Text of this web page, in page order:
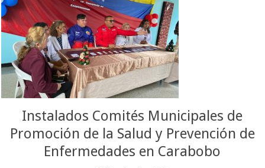
Instalados Comités Municipales de
Promoción de la Salud y Prevención de
Enfermedades en Carabobo